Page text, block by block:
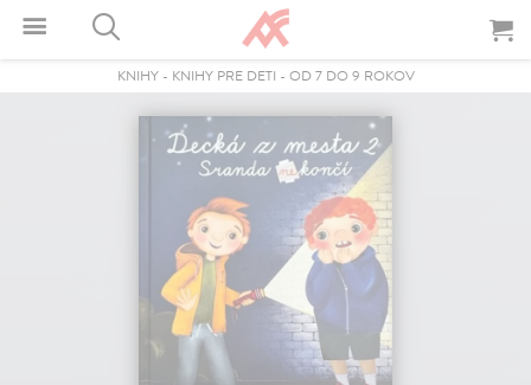
KNIHY- KNIHY PRE DETI - OD 7 DO 9 ROKOV